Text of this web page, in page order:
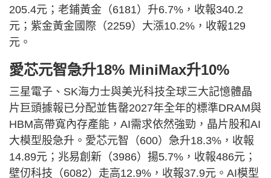
205.4元；老鋪黃金（6181）升6.7%，收報340.2
元；紫金黃金國際（2259）大漲10.2%，收報129
元。
愛芯元智急升18% MiniMax升10%
三星電子、SK海力士與美光科技全球三大記憶體晶
片巨頭據報已分配並售罄2027年全年的標準DRAM與
HBM高帶寬內存產能，AI需求依然強勁，晶片股和AI
大模型股急升。愛芯元智（600）急升18.3%，收報
14.89元；兆易創新（3986）揚5.7%，收報486元；
壁仞科技（6082）走高12.9%，收報37.9元。AI模型